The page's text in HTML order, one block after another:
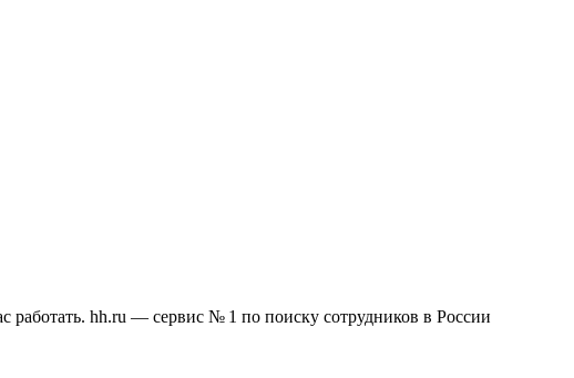
работать. hh.ru — сервис № 1 по поиску сотрудников в России